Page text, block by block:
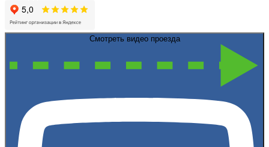
Смотреть видео проезда